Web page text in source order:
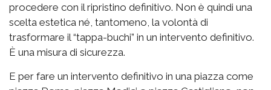
procedere con il ripristino definitivo. Non è quindi una
scelta estetica né, tantomeno, la volontà di
trasformare il “tappa-buchi” in un intervento definitivo.
È una misura di sicurezza.
E per fare un intervento definitivo in una piazza come